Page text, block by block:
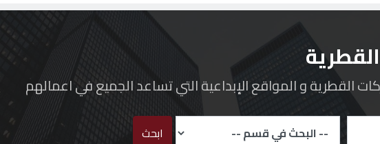
القطرية و المواقع الإبداعية التي تساعد الجميع في اعمالهم
ابحث